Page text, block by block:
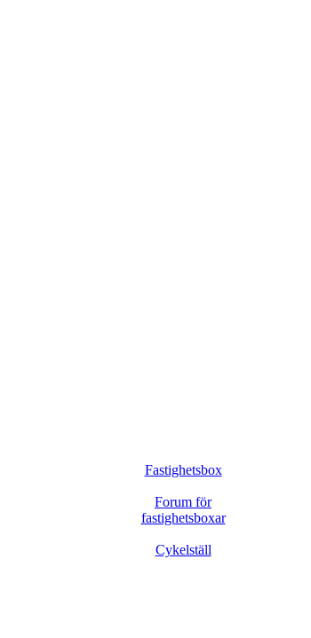
Fastighetsbox
Forum för
fastighetsboxar
Cykelställ